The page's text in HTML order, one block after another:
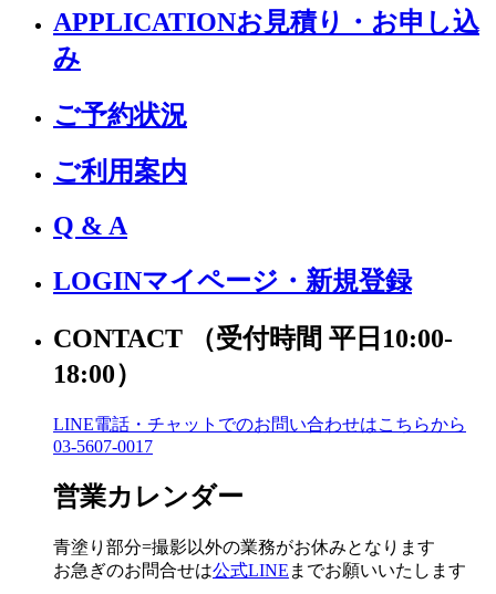
APPLICATIONお見積り・お申し込
み
ご予約状況
ご利用案内
Q & A
LOGINマイページ・新規登録
CONTACT
（受付時間 平日10:00-
18:00）
LINE電話・チャットでのお問い合わせはこちらから
03-5607-0017
営業カレンダー
青塗り 部分=撮影以外の業務がお休みとなります
お急ぎのお問合せは公式LINE までお願いいたします